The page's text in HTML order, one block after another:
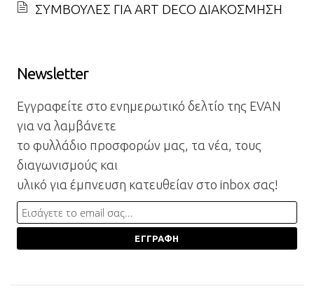
ΣΥΜΒΟΥΛΕΣ ΓΙΑ ART DECO ΔΙΑΚΟΣΜΗΣΗ
Newsletter
Εγγραφείτε στο ενημερωτικό δελτίο της EVAN
για να λαμβάνετε
το φυλλάδιο προσφορών μας, τα νέα, τους
διαγωνισμούς και
υλικό για έμπνευση κατευθείαν στο inbox σας!